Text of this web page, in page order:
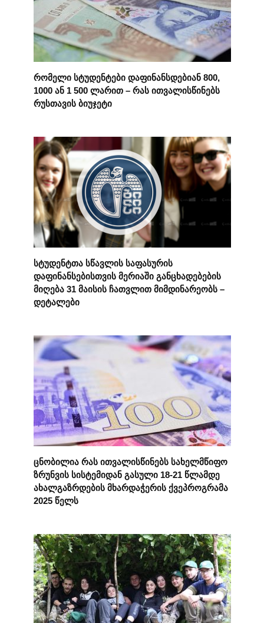
რომელი სტუდენტები დაფინანსდებიან 800,
1000 ან 1 500 ლარით – რას ითვალისწინებს
რუსთავის ბიუჯეტი
სტუდენტთა სწავლის საფასურის
დაფინანსებისთვის მერიაში განცხადებების
მიღება 31 მაისის ჩათვლით მიმდინარეობს –
დეტალები
ცნობილია რას ითვალისწინებს სახელმწიფო
ზრუნვის სისტემიდან გასული 18-21 წლამდე
ახალგაზრდების მხარდაჭერის ქვეპროგრამა
2025 წელს